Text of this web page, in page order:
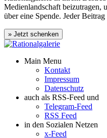
Medienlandschaft beizutragen,
über eine Spende. Jeder
Main Menu
Kontakt
Impressum
Datenschutz
auch als RSS-Feed und
Telegram-Feed
RSS Feed
in den Sozialen Netzen
x-Feed